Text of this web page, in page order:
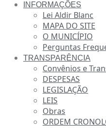
INFORMAÇÕES
Lei Aldir Blanc
MAPA DO SITE
O MUNICÍPIO
Perguntas
TRANSPARÊNCIA
Convênios e
DESPESAS
LEGISLAÇÃO
LEIS
Obras
ORDEM